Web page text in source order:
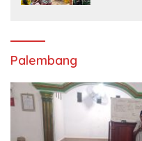
Palembang